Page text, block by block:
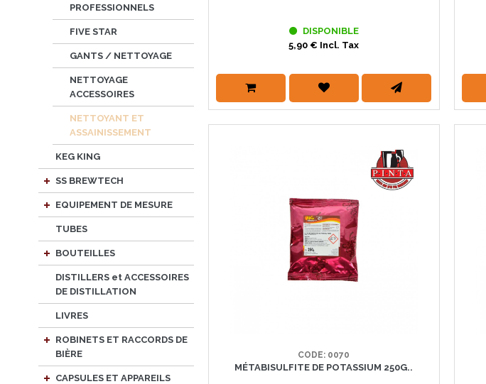
PROFESSIONNELS
FIVE STAR
GANTS / NETTOYAGE
NETTOYAGE
ACCESSOIRES
NETTOYANT ET
ASSAINISSEMENT
KEG KING
SS BREWTECH
EQUIPEMENT DE MESURE
TUBES
BOUTEILLES
DISTILLERS et ACCESSOIRES
DE DISTILLATION
LIVRES
ROBINETS ET RACCORDS DE
BIÈRE
CAPSULES ET APPAREILS
DISPONIBLE
5,90 € Incl. Tax
CODE: 0070
MÉTABISULFITE DE POTASSIUM 250G..